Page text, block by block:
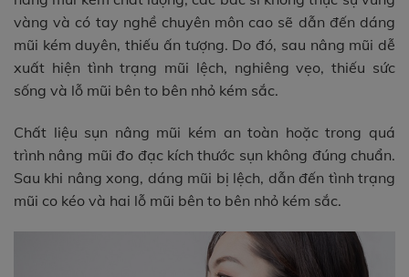
vàng và có tay nghề chuyên môn cao sẽ dẫn đến dáng
mũi kém duyên, thiếu ấn tượng. Do đó, sau nâng mũi dễ
xuất hiện tình trạng mũi lệch, nghiêng vẹo, thiếu sức
sống và lỗ mũi bên to bên nhỏ kém sắc.
Chất liệu sụn nâng mũi kém an toàn hoặc trong quá
trình nâng mũi đo đạc kích thước sụn không đúng chuẩn.
Sau khi nâng xong, dáng mũi bị lệch, dẫn đến tình trạng
mũi co kéo và hai lỗ mũi bên to bên nhỏ kém sắc.